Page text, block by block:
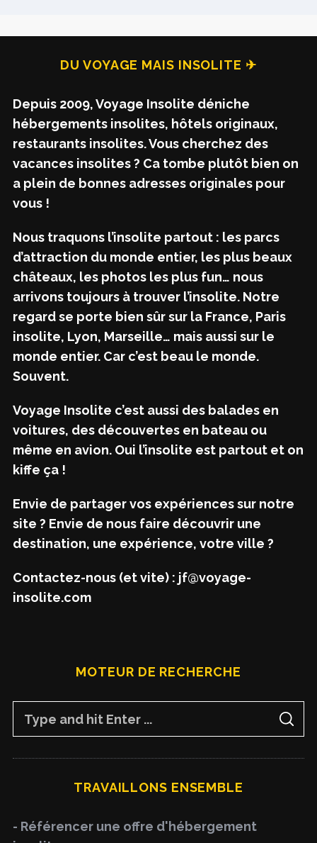
DU VOYAGE MAIS INSOLITE ✈
Depuis 2009, Voyage Insolite déniche
hébergements insolites, hôtels originaux,
restaurants insolites. Vous cherchez des
vacances insolites ? Ca tombe plutôt bien on
a plein de bonnes adresses originales pour
vous !
Nous traquons l’insolite partout : les parcs
d’attraction du monde entier, les plus beaux
châteaux, les photos les plus fun… nous
arrivons toujours à trouver l’insolite. Notre
regard se porte bien sûr sur la France, Paris
insolite, Lyon, Marseille… mais aussi sur le
monde entier. Car c’est beau le monde.
Souvent.
Voyage Insolite c’est aussi des balades en
voitures, des découvertes en bateau ou
même en avion. Oui l’insolite est partout et on
kiffe ça !
Envie de partager vos expériences sur notre
site ? Envie de nous faire découvrir une
destination, une expérience, votre ville ?
Contactez-nous (et vite) : jf@voyage-
insolite.com
MOTEUR DE RECHERCHE
f
S
A
C
TRAVAILLONS ENSEMBLE
- Référencer une offre d'hébergement